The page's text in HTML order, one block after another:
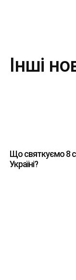
Інші
Що святкуємо 8
Україні?